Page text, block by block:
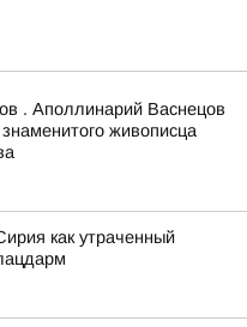
. Аполлинарий Васнецов
живописца
как утраченный